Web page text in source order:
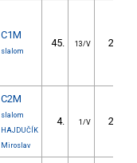
C1M
slalom
45. 13/V 27.70
C2M
slalom
HAJDUČÍK
Miroslav
4. 1/V 23.80